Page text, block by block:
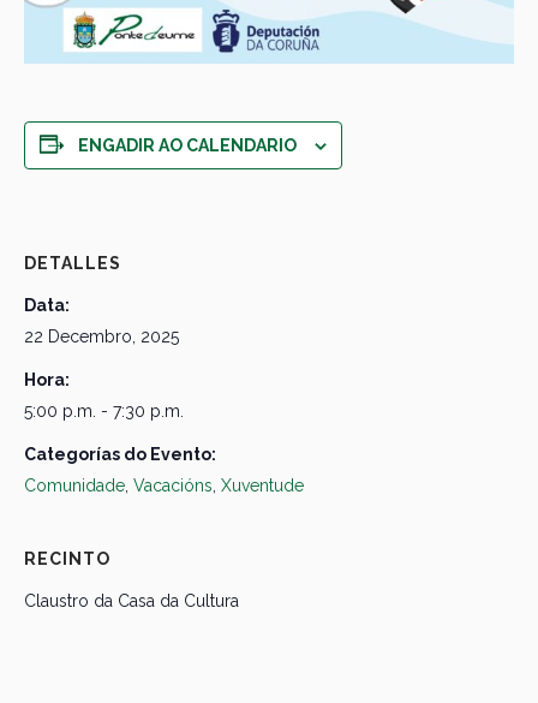
ENGADIR AO CALENDARIO
DETALLES
Data:
22 Decembro, 2025
Hora:
5:00 p.m. - 7:30 p.m.
Categorías do Evento:
Comunidade Vacacións Xuventude
RECINTO
Claustro da Casa da Cultura